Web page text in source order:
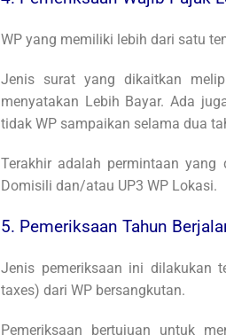
WP yang memiliki lebih dari satu
Jenis surat yang dikaitkan
menyatakan Lebih Bayar. Ada
tidak WP sampaikan selama dua
Terakhir adalah permintaan yang
Domisili dan/atau UP3 WP Lokasi.
5. Pemeriksaan Tahun
Jenis pemeriksaan ini dilakukan
taxes) dari WP bersangkutan.
Pemeriksaan bertujuan untuk